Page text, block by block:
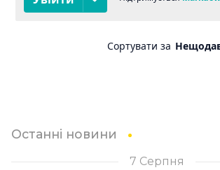
Останні новини
7 Серпня